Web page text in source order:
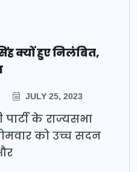
क्यों हुए निलंबित,
JULY 25, 2023
के राज्यसभा
को उच्च सदन